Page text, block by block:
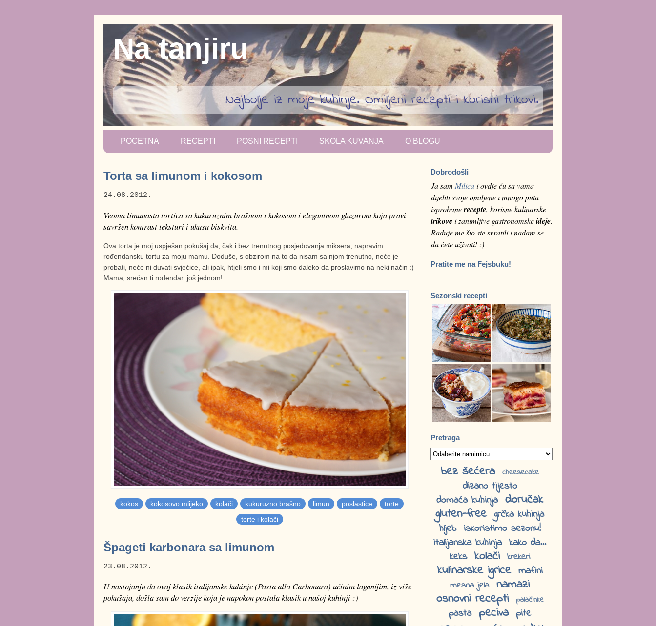
Na tanjiru
Najbolje iz moje kuhinje. Omiljeni recepti i korisni trikovi.
POČETNA RECEPTI POSNI RECEPTI ŠKOLA KUVANJA O BLOGU
Torta sa limunom i kokosom
24.08.2012.
Veoma limunasta tortica sa kukuruznim brašnom i kokosom i elegantnom glazurom koja pravi
savršen kontrast teksturi i ukusu biskvita.
Ova torta je moj uspješan pokušaj da, čak i bez trenutnog posjedovanja miksera, napravim
rođendansku tortu za moju mamu. Doduše, s obzirom na to da nisam sa njom trenutno, neće je
probati, neće ni duvati svjećice, ali ipak, htjeli smo i mi koji smo daleko da proslavimo na neki način :)
Mama, srećan ti rođendan još jednom!
kokos kokosovo mlijeko kolači kukuruzno brašno limun poslastice
torte
torte i kolači
Špageti karbonara sa limunom
23.08.2012.
U nastojanju da ovaj klasik italijanske kuhinje(Pasta alla Carbonara) učinim laganijim, iz više
pokušaja, došla sam do verzije koja je napokon postala klasik u našoj kuhinji :)
Dobrodošli
Ja sam Milicai ovdje ću sa vama
dijeliti svoje omiljene i mnogo puta
isprobanerecepte, korisne kulinarske
trikovei zanimljive gastronomskeideje.
Raduje me što ste svratili i nadam se
da ćete uživati! :)
Pratite me na Fejsbuku!
Sezonski recepti
Pretraga
bez šećera cheesecake
dizano tijesto
domaća kuhinja doručak
gluten-free grčka kuhinja
hljeb iskoristimo sezonu!
italijanska kuhinja kako da...
keks kolači krekeri
kulinarske igrice mafini
mesna jela namazi
osnovni recepti
palačinke
pasta peciva pite